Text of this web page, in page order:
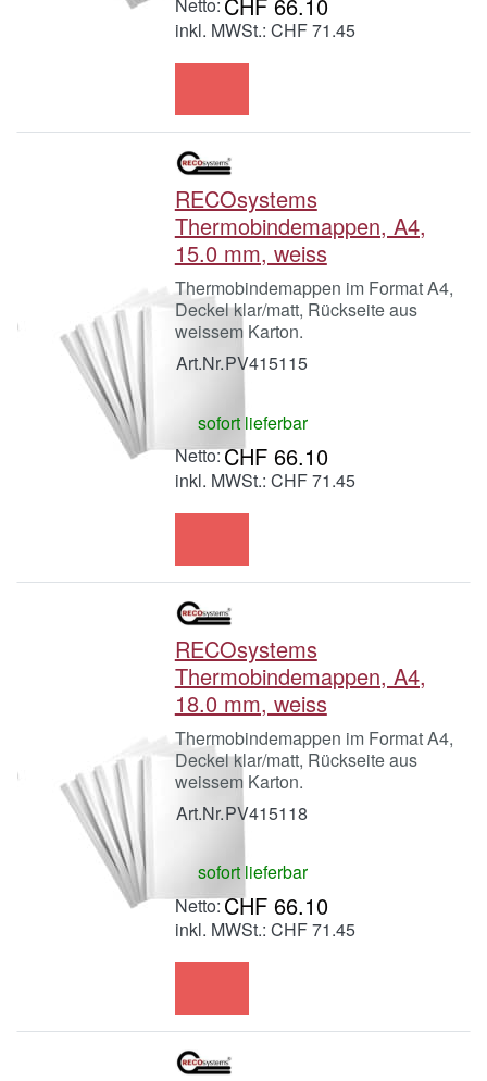
inkl. MWSt.: CHF 71.45
RECOsystems
Thermobindemappen, A4,
15.0 mm, weiss
Thermobindemappen im Format A4,
Deckel klar/matt, Rückseite aus
weissem Karton.
Art.Nr.PV415115
sofort lieferbar
CHF 66.10
inkl. MWSt.: CHF 71.45
RECOsystems
Thermobindemappen, A4,
18.0 mm, weiss
Thermobindemappen im Format A4,
Deckel klar/matt, Rückseite aus
weissem Karton.
Art.Nr.PV415118
sofort lieferbar
CHF 66.10
inkl. MWSt.: CHF 71.45